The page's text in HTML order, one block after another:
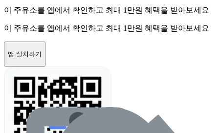
이 주유소를 앱에서 확인하고 최대 1만원 혜택을 받아보세요
이 주유소를 앱에서 확인하고 최대 1만원 혜택을 받아보세요
앱 설치하기